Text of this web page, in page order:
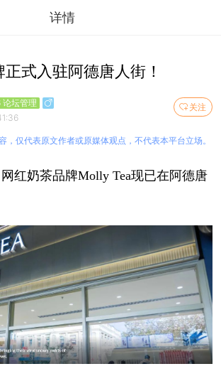
详情
式入驻阿德唐人街！
关注
论坛管理
，仅代表原文作者或原媒体观点，不代表本平台立场。
红奶茶品牌Molly Tea现已在阿德唐